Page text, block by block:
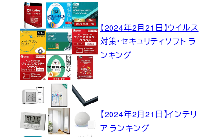
【2024年2月21日】ウイルス
対策・セキュリティソフト ラ
ンキング
【2024年2月21日】インテリ
ア ランキング